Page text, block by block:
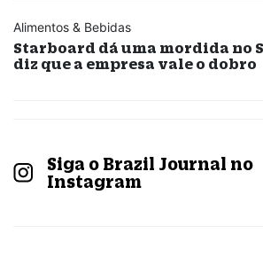
Alimentos & Bebidas
Starboard dá uma mordida no
diz que a empresa vale o dobro
Siga o Brazil Journal no
Instagram